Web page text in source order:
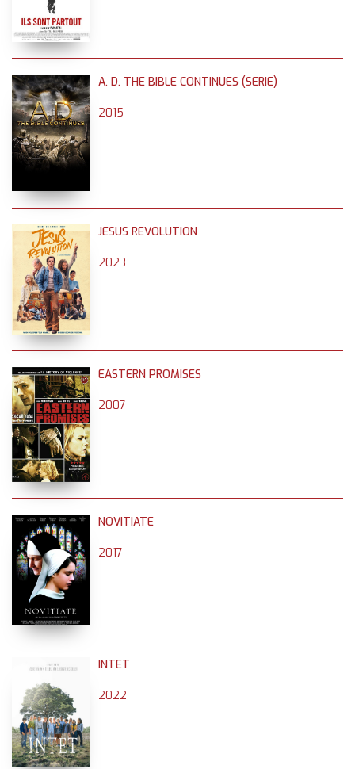
A. D. THE BIBLE CONTINUES (SERIE)
2015
JESUS REVOLUTION
2023
EASTERN PROMISES
2007
NOVITIATE
2017
INTET
2022